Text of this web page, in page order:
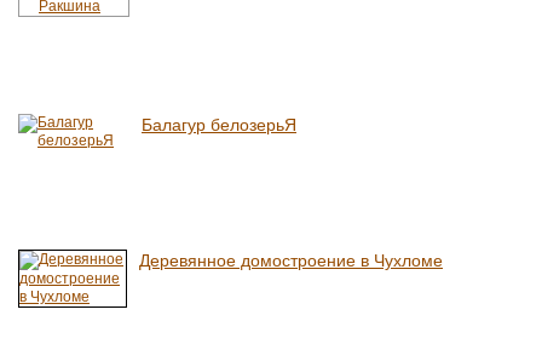
Балагур белозерьЯ
Деревянное домостроение в Чухломе